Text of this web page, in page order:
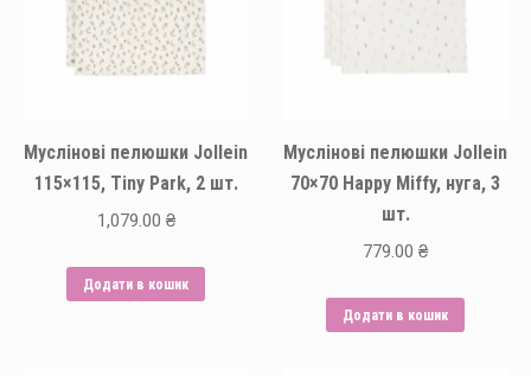
Муслінові пелюшки Jollein
115×115, Tiny Park, 2 шт.
1,079.00 ₴
Додати в кошик
Муслінові пелюшки Jollein
70×70 Happy Miffy, нуга, 3
шт.
779.00 ₴
Додати в кошик